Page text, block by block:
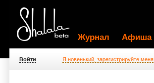
Журнал Афиша
Войти Я новенький, зарегистрируйте меня